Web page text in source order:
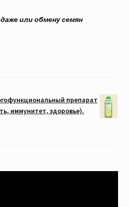
или обмену семян
препарат
иммунитет, здоровье).